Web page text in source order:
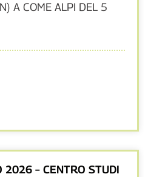
A COME ALPI DEL 5
2026 – CENTRO STUDI